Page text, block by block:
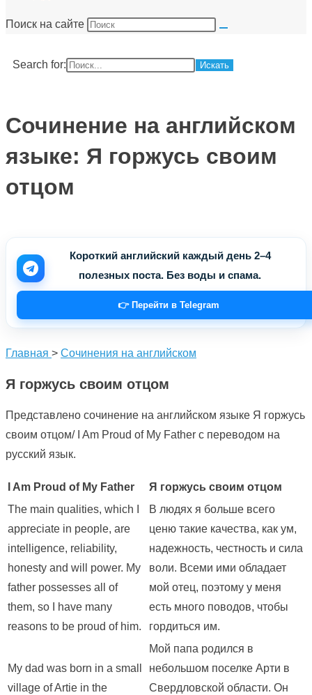
Поиск на сайте
Search for:
Сочинение на английском
языке: Я горжусь своим
отцом
Короткий английский каждый день 2–4
полезных поста. Без воды и спама.
👉 Перейти в Telegram
Главная > Сочинения на английском
Я горжусь своим отцом
Представлено сочинение на английском языке Я горжусь
своим отцом/ I Am Proud of My Father с переводом на
русский язык.
I Am Proud of My Father
Я горжусь своим отцом
The main qualities, which I
appreciate in people, are
intelligence, reliability,
honesty and will power. My
father possesses all of
them, so I have many
reasons to be proud of him.
В людях я больше всего
ценю такие качества, как ум,
надежность, честность и сила
воли. Всеми ими обладает
мой отец, поэтому у меня
есть много поводов, чтобы
гордиться им.
My dad was born in a small
village of Artie in the
Мой папа родился в
небольшом поселке Арти в
Свердловской области. Он